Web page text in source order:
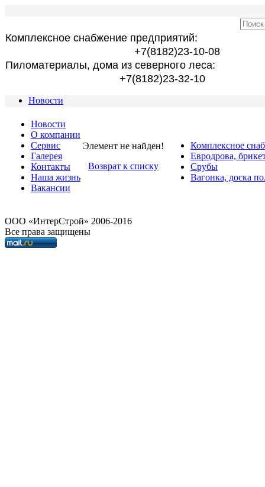
Комплексное снабжение предприятий:
+7(8182)23-10-08
Пиломатериалы, дома из северного леса:
+7(8182)23-32-10
Новости
Новости
О компании
Сервис
Галерея
Контакты
Наша жизнь
Вакансии
Элемент не найден!
Возврат к списку
Комплексное
Евродрова,
Срубы
Вагонка, доска
OOO «ИнтерСтрой» 2006-2016
Все права защищены